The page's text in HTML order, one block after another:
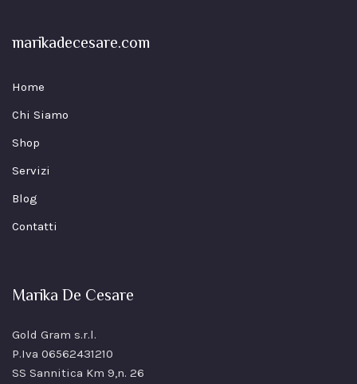
marikadecesare.com
Home
Chi Siamo
Shop
Servizi
Blog
Contatti
Marika De Cesare
Gold Gram s.r.l.
P.Iva 06562431210
SS Sannitica Km 9,n. 26